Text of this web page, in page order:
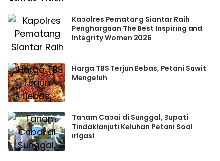
Kapolres Pematang Siantar Raih
Penghargaan The Best Inspiring and
Integrity Women 2026
Harga TBS Terjun Bebas, Petani Sawit
Mengeluh
Tanam Cabai di Sunggal, Bupati
Tindaklanjuti Keluhan Petani Soal
Irigasi